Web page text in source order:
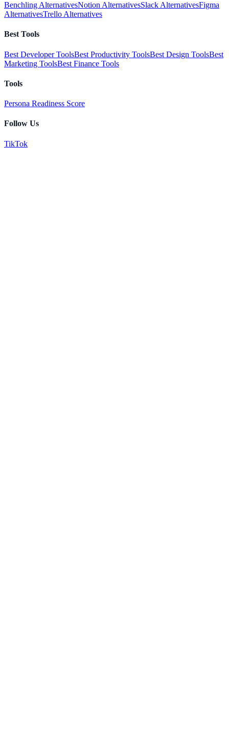
Benchling AlternativesNotion AlternativesSlack AlternativesFigma
AlternativesTrello Alternatives
Best Tools
Best Developer ToolsBest Productivity ToolsBest Design ToolsBest
Marketing ToolsBest Finance Tools
Tools
Persona Readiness Score
Follow Us
TikTok